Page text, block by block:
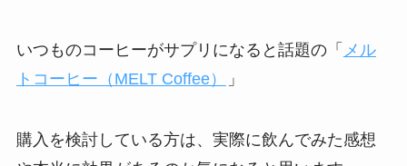
いつものコーヒーがサプリになると話題の「 メル
トコーヒー（MELT Coffee）
」
購入を検討している方は、実際に飲んでみた感想